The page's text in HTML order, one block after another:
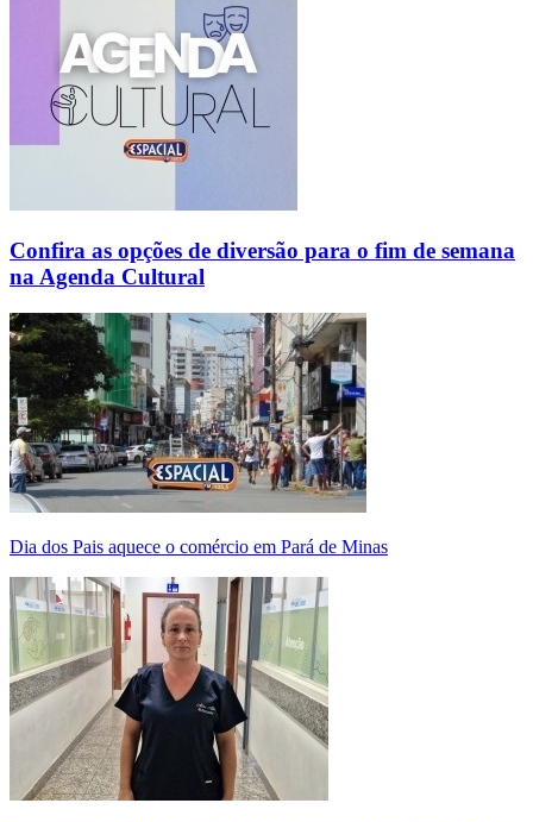
Confira as opções de diversão para o fim de semana
na Agenda Cultural
Dia dos Pais aquece o comércio em Pará de Minas